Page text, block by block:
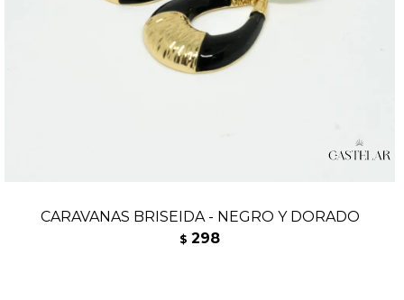
CARAVANAS BRISEIDA - NEGRO Y DORADO
$ 298